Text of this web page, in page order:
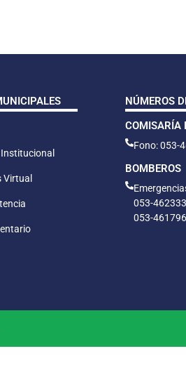
Virtual
NÚMEROS
COMISARÍA
Fono: 053-
BOMBEROS
053-462333
053-461796